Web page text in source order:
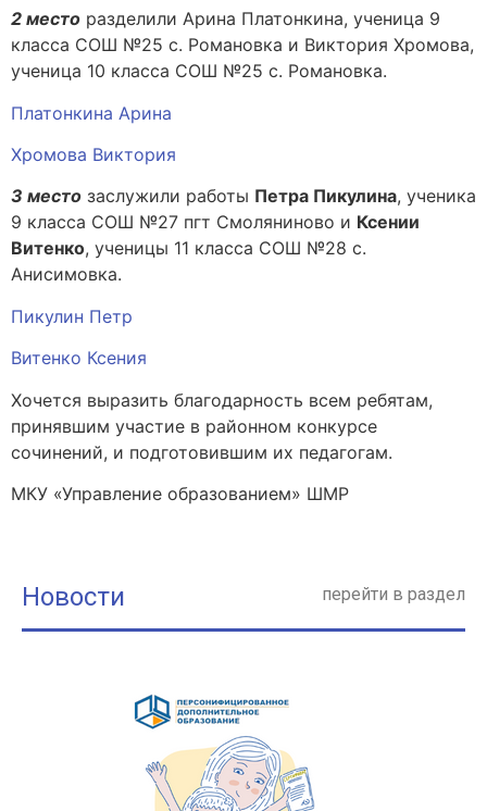
2 место разделили Арина Платонкина, ученица 9
класса СОШ №25 с. Романовка и Виктория Хромова,
ученица 10 класса СОШ №25 с. Романовка.
Платонкина Арина
Хромова Виктория
3 место заслужили работы Петра Пикулина, ученика
9 класса СОШ №27 пгт Смоляниново и Ксении
Витенко, ученицы 11 класса СОШ №28 с.
Анисимовка.
Пикулин Петр
Витенко Ксения
Хочется выразить благодарность всем ребятам,
принявшим участие в районном конкурсе
сочинений, и подготовившим их педагогам.
МКУ «Управление образованием» ШМР
Новости перейти в раздел